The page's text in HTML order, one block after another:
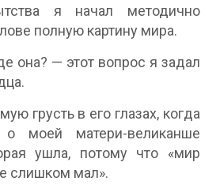
я начал методично
полную картину мира.
она? — этот вопрос я задал
грусть в его глазах, когда
моей матери-великанше
ушла, потому что «мир
слишком мал».